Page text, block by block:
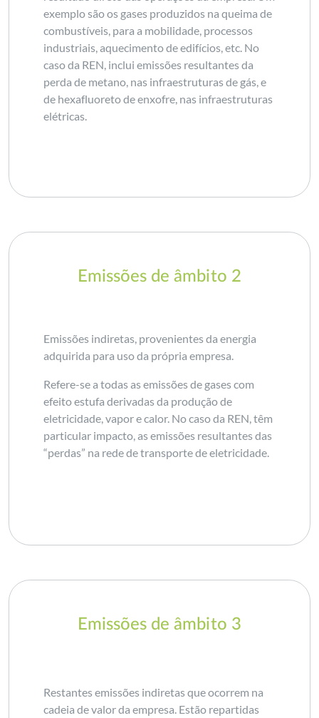
exemplo são os gases produzidos na queima de
combustíveis, para a mobilidade, processos
industriais, aquecimento de edifícios, etc. No
caso da REN, inclui emissões resultantes da
perda de metano, nas infraestruturas de gás, e
de hexafluoreto de enxofre, nas infraestruturas
elétricas.
Emissões de âmbito 2
Emissões indiretas, provenientes da energia
adquirida para uso da própria empresa.
Refere-se a todas as emissões de gases com
efeito estufa derivadas da produção de
eletricidade, vapor e calor. No caso da REN, têm
particular impacto, as emissões resultantes das
“perdas” na rede de transporte de eletricidade.
Emissões de âmbito 3
Restantes emissões indiretas que ocorrem na
cadeia de valor da empresa. Estão repartidas